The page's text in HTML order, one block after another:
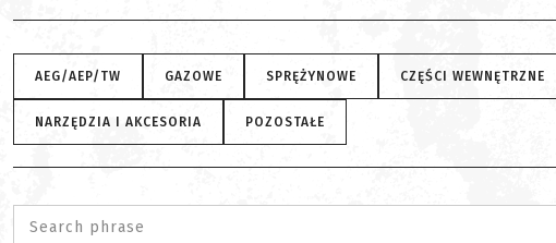
AEG/AEP/TW GAZOWE SPRĘŻYNOWE CZĘŚCI WEWNĘTRZNE
NARZĘDZIA I AKCESORIA POZOSTAŁE
Search phrase